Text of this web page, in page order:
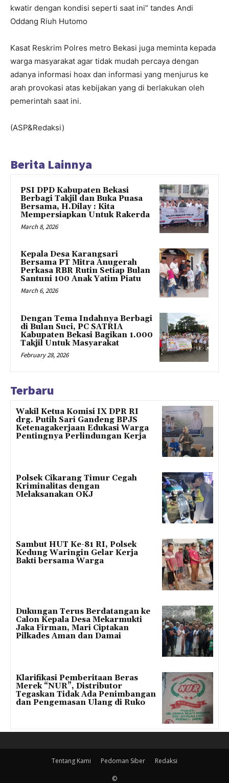
kwatir dengan kondisi seperti saat ini” tandes Andi
Oddang Riuh Hutomo
Kasat Reskrim Polres metro Bekasi juga meminta kepada
warga masyarakat agar tidak mudah percaya dengan
adanya informasi hoax dan informasi yang menjurus ke
arah provokasi atas kebijakan yang di berlakukan oleh
pemerintah saat ini.
(ASP&Redaksi)
Berita Lainnya
PSI DPD Kabupaten Bekasi
Berbagi Takjil dan Buka Puasa
Bersama, H.Dilay : Kita
Mempersiapkan Untuk Rakerda
March 8, 2026
Kepala Desa Karangsari
Bersama PT Mitra Anugerah
Perkasa RBR Rutin Setiap Bulan
Santuni 100 Anak Yatim Piatu
March 6, 2026
Dengan Tema Indahnya Berbagi
di Bulan Suci, PC SATRIA
Kabupaten Bekasi Bagikan 1.000
Takjil Untuk Masyarakat
February 28, 2026
Terbaru
Wakil Ketua Komisi IX DPR RI
drg. Putih Sari Gandeng BPJS
Ketenagakerjaan Edukasi Warga
Pentingnya Perlindungan Kerja
Polsek Cikarang Timur Cegah
Kriminalitas dengan
Melaksanakan OKJ
Sambut HUT Ke-81 RI, Polsek
Kedung Waringin Gelar Kerja
Bakti bersama Warga
Dukungan Terus Berdatangan ke
Calon Kepala Desa Mekarmukti
Jaka Firman, Mari Ciptakan
Pilkades Aman dan Damai
Klarifikasi Pemberitaan Beras
Merek “NUR”, Distributor
Tegaskan Tidak Ada Penimbangan
dan Pengemasan Ulang di Ruko
Tentang Kami Pedoman Siber Redaksi
©